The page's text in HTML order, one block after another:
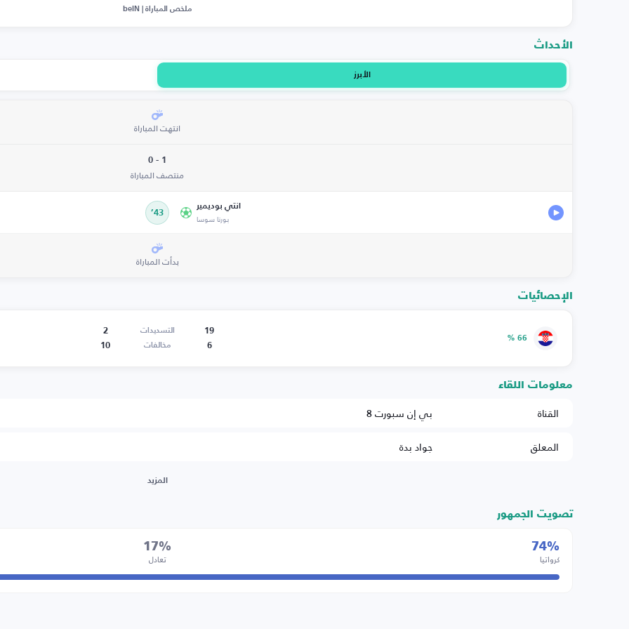
ملخص المباراة | beIN
الأحداث
الأبرز
انتهت المباراة
1 - 0
منتصف المباراة
انتي بوديمير
بورنا سوسا 43’
بدأت المباراة
الإحصائيات
66 %
19 التسديدات
2
6
مخالفات 10
معلومات اللقاء
القناة
بي إن سبورت 8
المعلق
جواد بدة
المزيد
تصويت الجمهور
74%
كرواتيا
17%
تعادل